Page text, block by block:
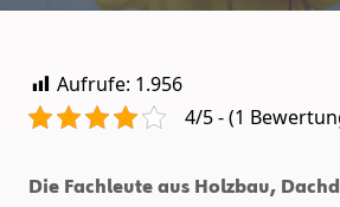
Aufrufe: 1.956
4/5 - (1
Die Fachleute aus Holzbau,